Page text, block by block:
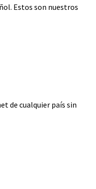
Estos son nuestros
de cualquier país sin